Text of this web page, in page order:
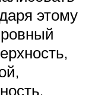
этому